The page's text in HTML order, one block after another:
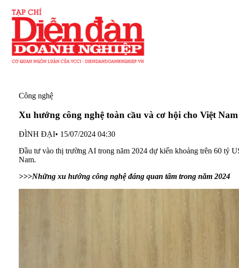
Công nghệ
Xu hướng công nghệ toàn cầu và cơ hội cho Việt Nam
ĐÌNH ĐẠI• 15/07/2024 04:30
Đầu tư vào thị trường AI trong năm 2024 dự kiến khoảng trên 60 tỷ
Nam.
>>>Những xu hướng công nghệ đáng quan tâm trong năm 2024